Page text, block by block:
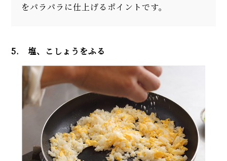
をパラパラに仕上げるポイントです。
5. 塩、こしょうをふる